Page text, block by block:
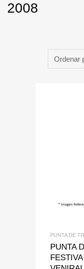
2008
PUNTA DE
PUNTA